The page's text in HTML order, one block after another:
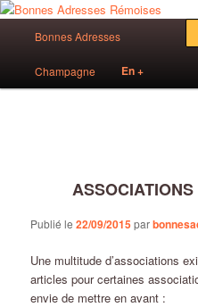
Aller
contenu
principalBonnes
Des bonnes adresses sur Reims!
principal
Bonnes Adresses
Champagne En +
Publié le22/09/2015par
Une multitude d’associations
articles pour certaines
envie de mettre en avant :